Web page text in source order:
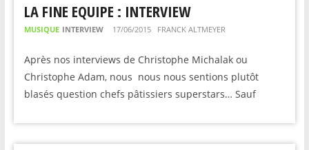
LA FINE EQUIPE : INTERVIEW
MUSIQUE INTERVIEW 17/06/2015 FRANCK ALTMEYER
Après nos interviews de Christophe Michalak ou
Christophe Adam, nous nous nous sentions plutôt
blasés question chefs pâtissiers superstars… Sauf